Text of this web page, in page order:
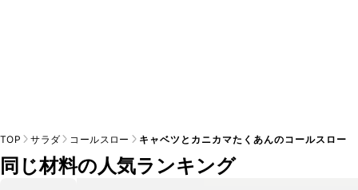
TOP サラダ コールスロー キャベツとカニカマたくあんのコールスロー
同じ材料の人気ランキング